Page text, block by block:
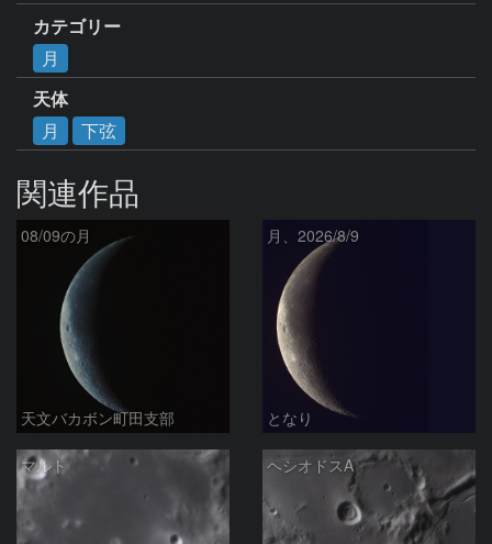
カテゴリー
月
天体
月
下弦
関連作品
08/09の月
天文バカボン町田支部
月、2026/8/9
となり
マルト ヘシオドスA